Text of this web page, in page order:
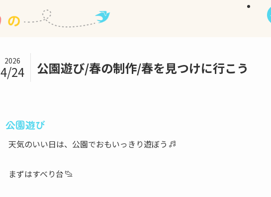
公園遊び/春の制作/春を見つけに行こう
2026
4/24
公園遊び
天気のいい日は、公園でおもいっきり遊ぼう
まずはすべり台